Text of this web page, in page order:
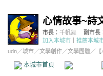
心情故事~詩
市長： 千帆舞
副市長
加入本城市
推薦本城
udn／城市／文學創作／文學團體／
本城市首頁